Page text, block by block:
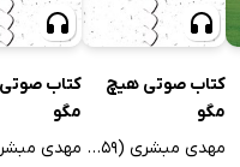
کتاب صوتی هیچ
مگو
مهدی مبشری (1359)
کتاب
مگو